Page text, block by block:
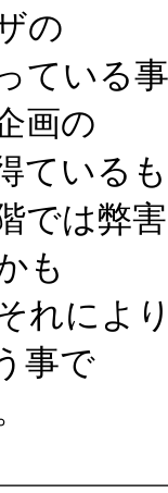
の
ている
画の
ている
では弊
も
れによ
事で